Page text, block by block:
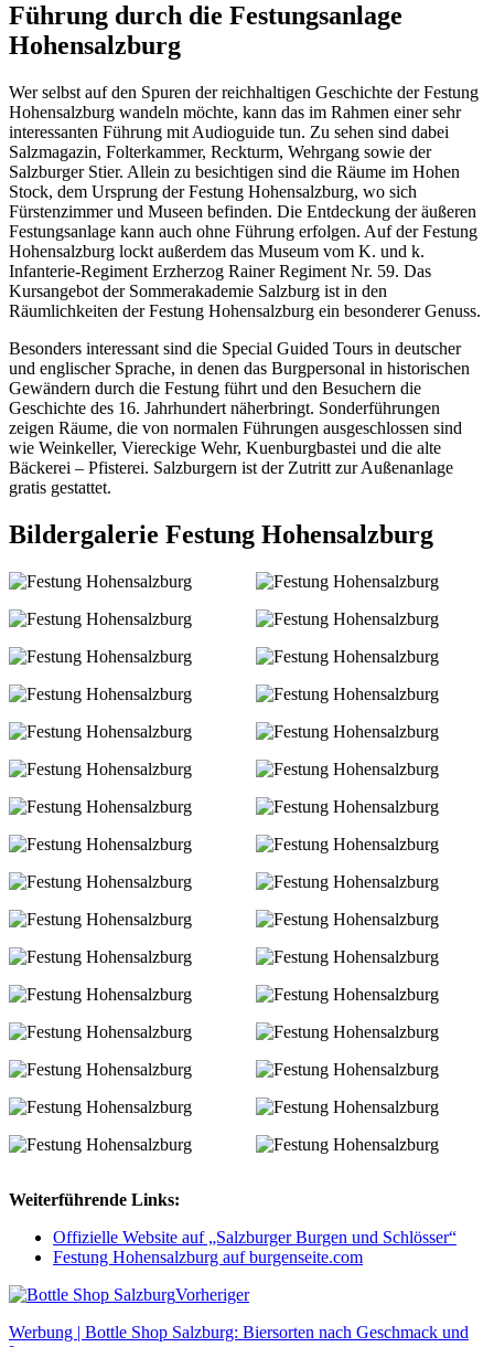
Führung durch die Festungsanlage
Hohensalzburg
Wer selbst auf den Spuren der reichhaltigen Geschichte der Festung
Hohensalzburg wandeln möchte, kann das im Rahmen einer sehr
interessanten Führung mit Audioguide tun. Zu sehen sind dabei
Salzmagazin, Folterkammer, Reckturm, Wehrgang sowie der
Salzburger Stier. Allein zu besichtigen sind die Räume im Hohen
Stock, dem Ursprung der Festung Hohensalzburg, wo sich
Fürstenzimmer und Museen befinden. Die Entdeckung der äußeren
Festungsanlage kann auch ohne Führung erfolgen. Auf der Festung
Hohensalzburg lockt außerdem das Museum vom K. und k.
Infanterie-Regiment Erzherzog Rainer Regiment Nr. 59. Das
Kursangebot der Sommerakademie Salzburg ist in den
Räumlichkeiten der Festung Hohensalzburg ein besonderer Genuss.
Besonders interessant sind die Special Guided Tours in deutscher
und englischer Sprache, in denen das Burgpersonal in historischen
Gewändern durch die Festung führt und den Besuchern die
Geschichte des 16. Jahrhundert näherbringt. Sonderführungen
zeigen Räume, die von normalen Führungen ausgeschlossen sind
wie Weinkeller, Viereckige Wehr, Kuenburgbastei und die alte
Bäckerei – Pfisterei. Salzburgern ist der Zutritt zur Außenanlage
gratis gestattet.
Bildergalerie Festung Hohensalzburg
Weiterführende Links:
Offizielle Website auf „Salzburger Burgen und Schlösser“
Festung Hohensalzburg auf burgenseite.com
Vorheriger
Werbung | Bottle Shop Salzburg: Biersorten nach Geschmack und